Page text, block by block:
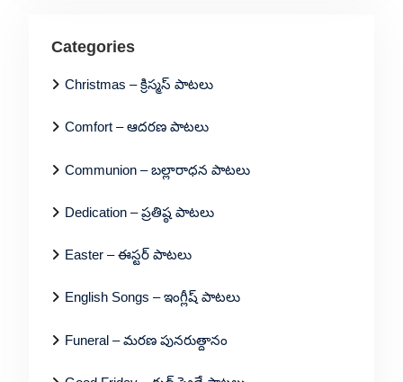
Categories
Christmas – క్రిస్మస్ పాటలు
Comfort – ఆదరణ పాటలు
Communion – బల్లారాధన పాటలు
Dedication – ప్రతిష్ఠ పాటలు
Easter – ఈస్టర్ పాటలు
English Songs – ఇంగ్లీష్ పాటలు
Funeral – మరణ పునరుత్దానం